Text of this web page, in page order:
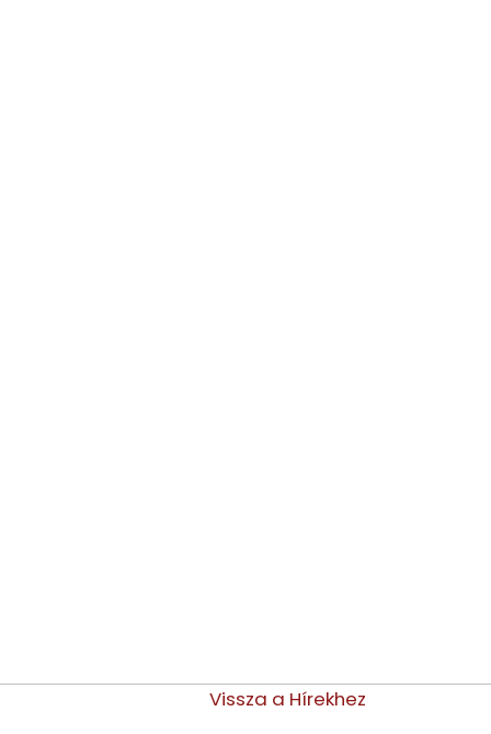
Vissza a Hírekhez